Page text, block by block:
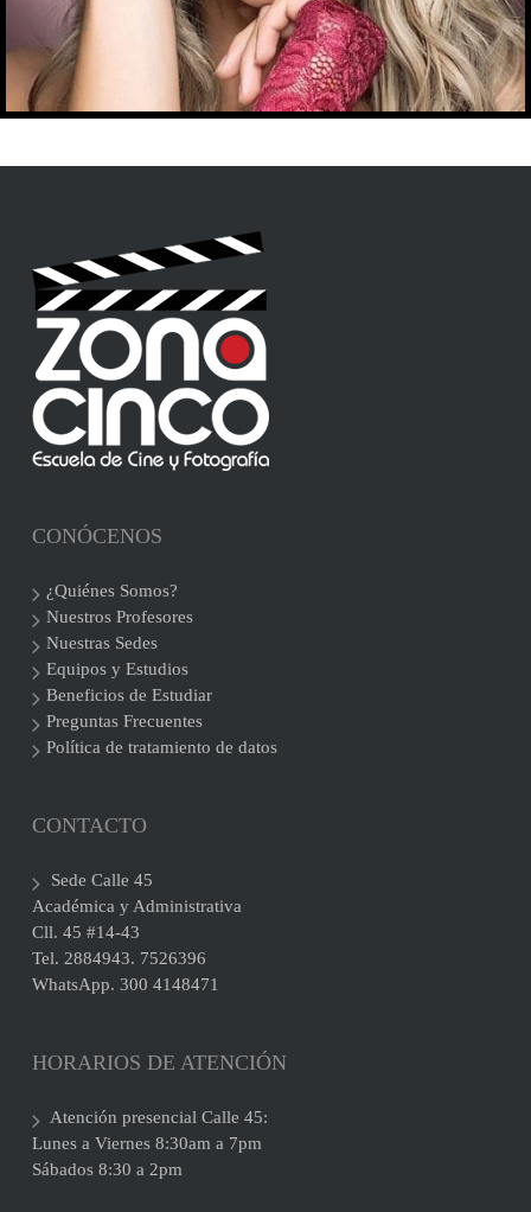
CONÓCENOS
¿Quiénes Somos?
Nuestros Profesores
Nuestras Sedes
Equipos y Estudios
Beneficios de Estudiar
Preguntas Frecuentes
Política de tratamiento de datos
CONTACTO
Sede Calle 45
Académica y Administrativa
Cll. 45 #14-43
Tel. 2884943. 7526396
WhatsApp. 300 4148471
HORARIOS DE ATENCIÓN
Atención presencial Calle 45:
Lunes a Viernes 8:30am a 7pm
Sábados 8:30 a 2pm